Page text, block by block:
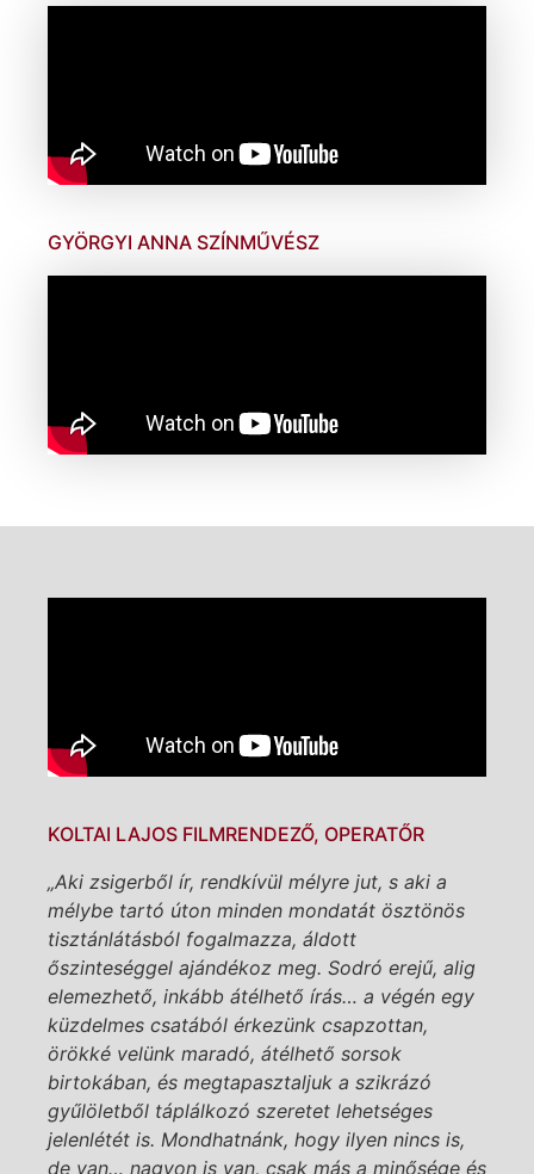
GYÖRGYI ANNA SZÍNMŰVÉSZ
KOLTAI LAJOS FILMRENDEZŐ, OPERATŐR
„Aki zsigerből ír, rendkívül mélyre jut, s aki a
mélybe tartó úton minden mondatát ösztönös
tisztánlátásból fogalmazza, áldott
őszinteséggel ajándékoz meg. Sodró erejű, alig
elemezhető, inkább átélhető írás… a végén egy
küzdelmes csatából érkezünk csapzottan,
örökké velünk maradó, átélhető sorsok
birtokában, és megtapasztaljuk a szikrázó
gyűlöletből táplálkozó szeretet lehetséges
jelenlétét is. Mondhatnánk, hogy ilyen nincs is,
de van… nagyon is van, csak más a minősége és